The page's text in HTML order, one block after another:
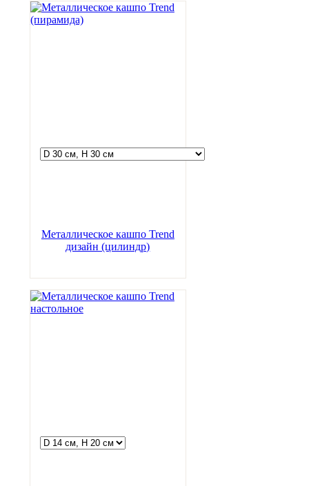
Металлическое кашпо Trend
дизайн (цилиндр)